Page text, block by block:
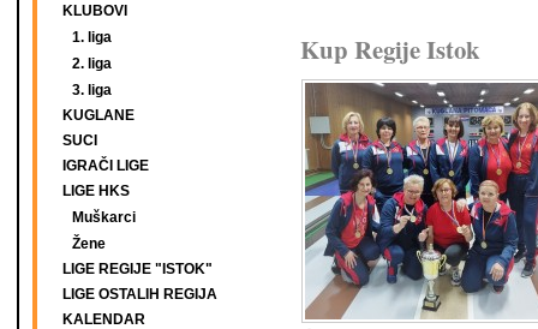
KLUBOVI
1. liga
2. liga
3. liga
KUGLANE
SUCI
IGRAČI LIGE
LIGE HKS
Muškarci
Žene
LIGE REGIJE "ISTOK"
LIGE OSTALIH REGIJA
KALENDAR
Kup Regije Istok